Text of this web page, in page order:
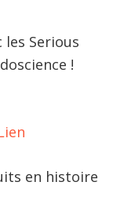
les Serious
!
en histoire